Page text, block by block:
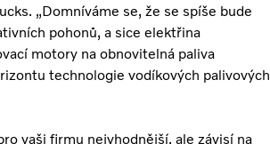
„Domníváme se, že se spíše bude
pohonů, a sice elektřina
motory na obnovitelná paliva
technologie vodíkových palivových
vaši firmu nejvhodnější, ale závisí na